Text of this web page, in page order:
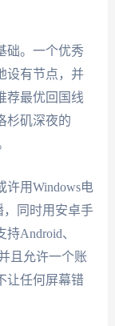
础。一个优秀
设有节点，并
荐最优回国线
杉矶深夜的
许用Windows电
，同时用安卓手
Android、
且允许一个账
让任何屏幕错